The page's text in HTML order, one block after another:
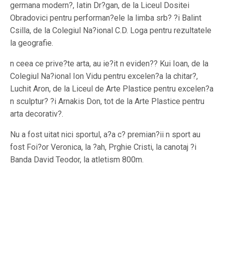
germana modern?, Iatin Dr?gan, de la Liceul Dositei
Obradovici pentru performan?ele la limba srb? ?i Balint
Csilla, de la Colegiul Na?ional C.D. Loga pentru rezultatele
la geografie.
n ceea ce prive?te arta, au ie?it n eviden?? Kui Ioan, de la
Colegiul Na?ional Ion Vidu pentru excelen?a la chitar?,
Luchit Aron, de la Liceul de Arte Plastice pentru excelen?a
n sculptur? ?i Arnakis Don, tot de la Arte Plastice pentru
arta decorativ?.
Nu a fost uitat nici sportul, a?a c? premian?ii n sport au
fost Foi?or Veronica, la ?ah, Prghie Cristi, la canotaj ?i
Banda David Teodor, la atletism 800m.